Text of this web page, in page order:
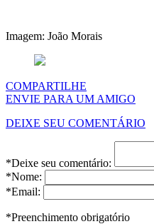
Imagem: João Morais
COMPARTILHE
ENVIE PARA UM AMIGO
DEIXE SEU COMENTÁRIO
*Deixe seu comentário:
*Nome:
*Email:
*Preenchimento obrigatório